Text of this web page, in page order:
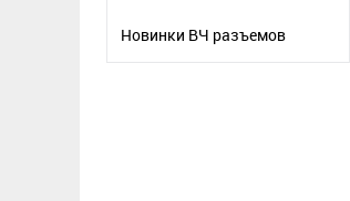
Новинки ВЧ разъемов